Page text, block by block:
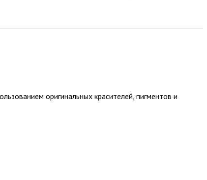
оригинальных красителей, пигментов и